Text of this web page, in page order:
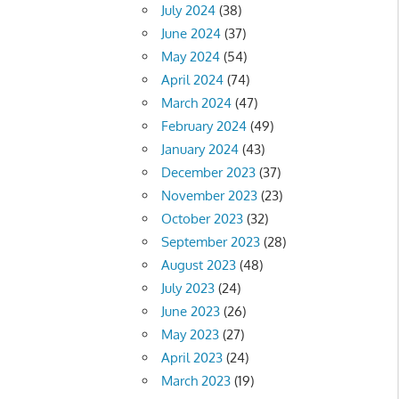
July 2024 (38)
June 2024 (37)
May 2024 (54)
April 2024 (74)
March 2024 (47)
February 2024 (49)
January 2024 (43)
December 2023 (37)
November 2023 (23)
October 2023 (32)
September 2023 (28)
August 2023 (48)
July 2023 (24)
June 2023 (26)
May 2023 (27)
April 2023 (24)
March 2023 (19)